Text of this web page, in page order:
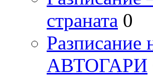
страната 0
АВТОГАРИ